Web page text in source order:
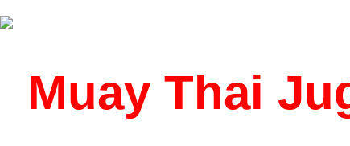
Muay Thai